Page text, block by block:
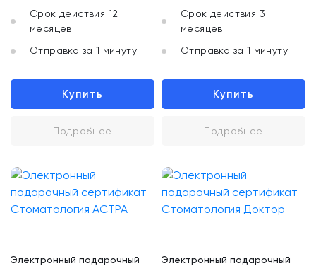
Срок действия 12
месяцев
Отправка за 1 минуту
Купить
Подробнее
Срок действия 3
месяцев
Отправка за 1 минуту
Купить
Подробнее
Электронный подарочный
Электронный подарочный